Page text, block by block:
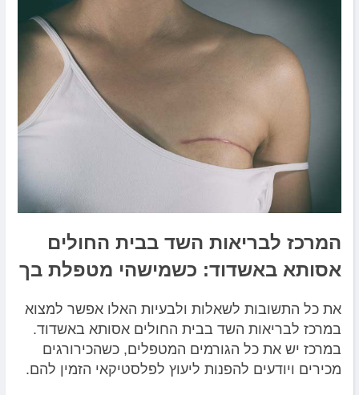
המרכז לבריאות השד בבית החולים
אסותא באשדוד: כשמישהי מטפלת בך
את כל התשובות לשאלות ולבעיות האלו אפשר למצוא
במרכז לבריאות השד בבית החולים אסותא באשדוד.
במרכז יש את כל הגורמים המטפלים, כשהכירורגים
מכירים ויודעים להפנות ליעוץ לפלסטיקאי הזמין להם.